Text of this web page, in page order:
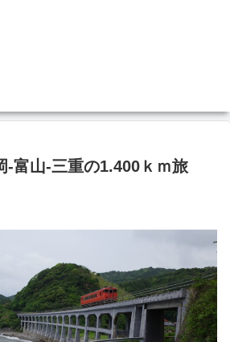
-富山-三重の1.400ｋｍ旅